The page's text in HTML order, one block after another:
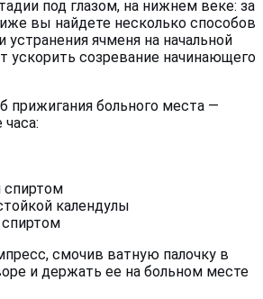
под глазом, на нижнем веке: за
вы найдете несколько способов
ячменя на начальной
ускорить созревание начинающего
прижигания больного места —
календулы
смочив ватную палочку в
и держать ее на больном месте